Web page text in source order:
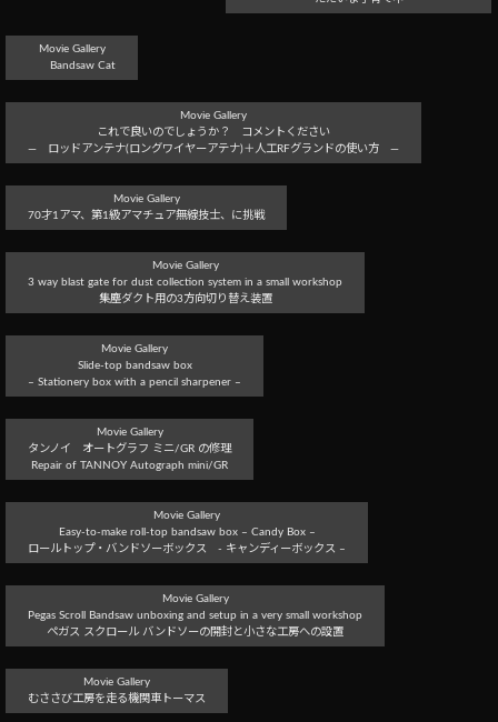
Movie Gallery
Bandsaw Cat
Movie Gallery
これで良いのでしょうか？ コメントください
― ロッドアンテナ(ロングワイヤーアテナ)＋人工RFグランドの使い方 ―
Movie Gallery
70才1アマ、第1級アマチュア無線技士、に挑戦
Movie Gallery
3 way blast gate for dust collection system in a small workshop
集塵ダクト用の3方向切り替え装置
Movie Gallery
Slide-top bandsaw box
– Stationery box with a pencil sharpener –
Movie Gallery
タンノイ オートグラフ ミニ/GR の修理
Repair of TANNOY Autograph mini/GR
Movie Gallery
Easy-to-make roll-top bandsaw box – Candy Box –
ロールトップ・バンドソーボックス - キャンディーボックス –
Movie Gallery
Pegas Scroll Bandsaw unboxing and setup in a very small workshop
ぺガス スクロール バンドソーの開封と小さな工房への設置
Movie Gallery
むささび工房を走る機関車トーマス